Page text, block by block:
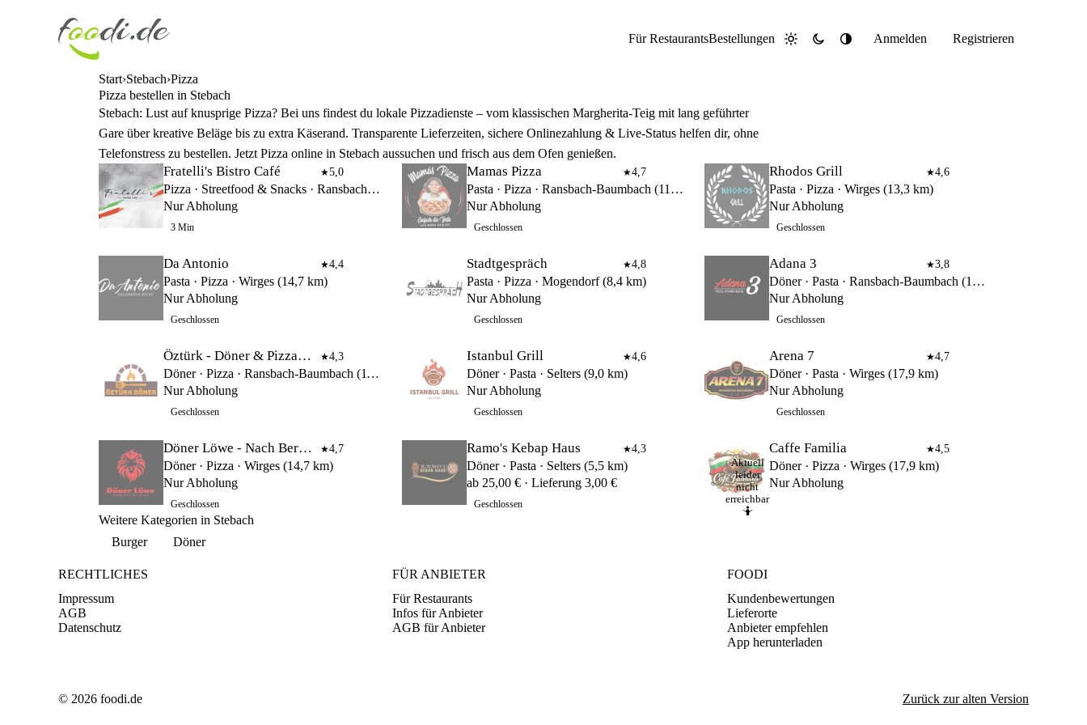
Für RestaurantsBestellungen Hell DunkelSystemAnmelden Registrieren
Start Stebach Pizza
Pizza bestellen in Stebach
Stebach: Lust auf knusprige Pizza? Bei uns findest du lokale Pizzadienste – vom klassischen Margherita‑Teig mit lang geführter
Gare über kreative Beläge bis zu extra Käserand. Transparente Lieferzeiten, sichere Onlinezahlung & Live‑Status helfen dir, ohne
Telefonstress zu bestellen. Jetzt Pizza online in Stebach aussuchen und frisch aus dem Ofen genießen.
Fratelli's Bistro Café ★5,0
Pizza · Streetfood & Snacks · Ransbach-Baumbach (11,2 km)
Nur Abholung
3 Min
Mamas Pizza ★4,7
Pasta · Pizza · Ransbach-Baumbach (11,7 km)
Nur Abholung
Geschlossen
Rhodos Grill ★4,6
Pasta · Pizza · Wirges (13,3 km)
Nur Abholung
Geschlossen
Da Antonio ★4,4
Pasta · Pizza · Wirges (14,7 km)
Nur Abholung
Geschlossen
Stadtgespräch ★4,8
Pasta · Pizza · Mogendorf (8,4 km)
Nur Abholung
Geschlossen
Adana 3 ★3,8
Döner · Pasta · Ransbach-Baumbach (12,7 km)
Nur Abholung
Geschlossen
Öztürk - Döner & Pizzahaus ★4,3
Döner · Pizza · Ransbach-Baumbach (11,2 km)
Nur Abholung
Geschlossen
Istanbul Grill ★4,6
Döner · Pasta · Selters (9,0 km)
Nur Abholung
Geschlossen
Arena 7 ★4,7
Döner · Pasta · Wirges (17,9 km)
Nur Abholung
Geschlossen
Döner Löwe - Nach Berliner Art ★4,7
Döner · Pizza · Wirges (14,7 km)
Nur Abholung
Geschlossen
Ramo's Kebap Haus ★4,3
Döner · Pasta · Selters (5,5 km)
ab 25,00 € · Lieferung 3,00 €
Geschlossen
Caffe Familia ★4,5
Döner · Pizza · Wirges (17,9 km)
Nur Abholung
Aktuell
leider
nicht
erreichbar
🤷
Weitere Kategorien in Stebach
Burger
Döner
RECHTLICHES
Impressum
AGB
Datenschutz
FÜR ANBIETER
Für Restaurants
Infos für Anbieter
AGB für Anbieter
FOODI
Kundenbewertungen
Lieferorte
Anbieter empfehlen
App herunterladen
© 2026 foodi.de Zurück zur alten Version